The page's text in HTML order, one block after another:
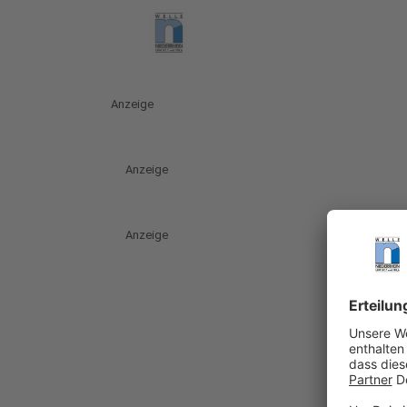
Anzeige
Anzeige
Anzeige